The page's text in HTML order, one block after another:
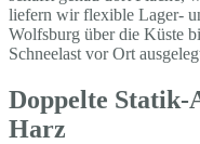
liefern wir flexible Lager-
Wolfsburg über die Küste
Schneelast vor Ort
Doppelte
Harz